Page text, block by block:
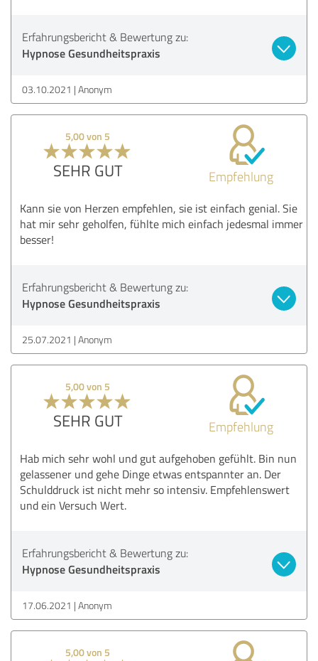
Erfahrungsbericht & Bewertung zu:
Hypnose Gesundheitspraxis
03.10.2021 Anonym
5,00 von 5
SEHR GUT Empfehlung
Kann sie von Herzen empfehlen, sie ist einfach genial. Sie
hat mir sehr geholfen, fühlte mich einfach jedesmal immer
besser!
Erfahrungsbericht & Bewertung zu:
Hypnose Gesundheitspraxis
25.07.2021 Anonym
5,00 von 5
SEHR GUT Empfehlung
Hab mich sehr wohl und gut aufgehoben gefühlt. Bin nun
gelassener und gehe Dinge etwas entspannter an. Der
Schulddruck ist nicht mehr so intensiv. Empfehlenswert
und ein Versuch Wert.
Erfahrungsbericht & Bewertung zu:
Hypnose Gesundheitspraxis
17.06.2021 Anonym
5,00 von 5